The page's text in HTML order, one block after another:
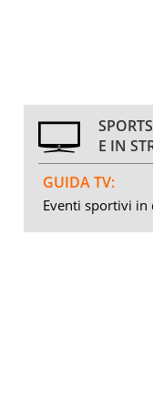
E IN
GUIDA TV:
Eventi sportivi in